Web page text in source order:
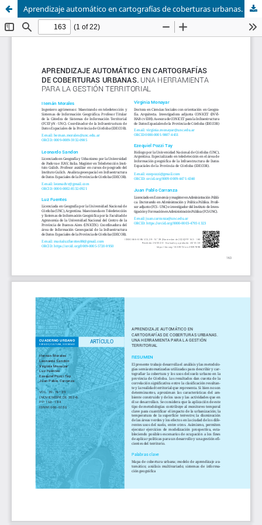
Aprendizaje automático en cartografías de coberturas urbanas. Una herramienta para la gestión territorial